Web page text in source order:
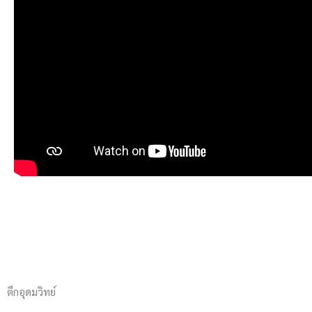
ตึกอุดมวิทย์